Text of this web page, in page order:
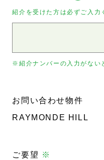
紹介を受けた方は必ずご入力
※紹介ナンバーの入力がない
お問い合わせ物件
RAYMONDE HILL
ご要望 ※